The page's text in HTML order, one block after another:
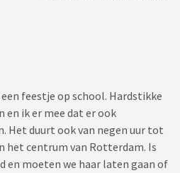
feestje op school. Hardstikke
ik er mee dat er ook
Het duurt ook van negen uur tot
het centrum van Rotterdam. Is
en moeten we haar laten gaan of